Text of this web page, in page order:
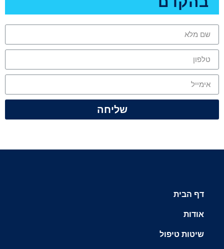
שליחה
דף הבית
אודות
שיטות טיפול